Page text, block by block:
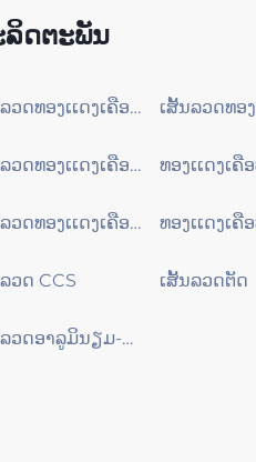
ດຕະພັນ
ເສັ້ນລວດທອງເເດງເຄືອບດ້ວຍທອງເເດງປະສົມດີບ (CCS Wire)
ເສັ້ນລວດທອງເເດງເຄືອບດ້ວຍອາລູມິນຽມ (CCA Wire)
ເສັ້ນລວດທອງເເດງເຄືອບດ້ວຍທອງເເດງ (CCC Wire)
ວດ CCS ເສັ້ນລວດຕັດ
ເສັ້ນລວດອາລູມິນຽມ-ແມັກນີຊຽມ (AL-MG Alloy Wire)